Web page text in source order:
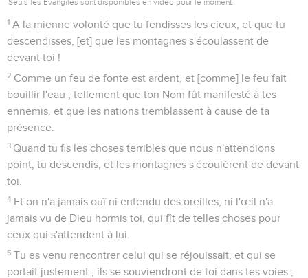
1 A la mienne volonté que tu fendisses les cieux, et que tu
descendisses, [et] que les montagnes s'écoulassent de
devant toi !
2 Comme un feu de fonte est ardent, et [comme] le feu fait
bouillir l'eau ; tellement que ton Nom fût manifesté à tes
ennemis, et que les nations tremblassent à cause de ta
présence.
3 Quand tu fis les choses terribles que nous n'attendions
point, tu descendis, et les montagnes s'écoulèrent de devant
toi.
4 Et on n'a jamais ouï ni entendu des oreilles, ni l'œil n'a
jamais vu de Dieu hormis toi, qui fît de telles choses pour
ceux qui s'attendent à lui.
5 Tu es venu rencontrer celui qui se réjouissait, et qui se
portait justement ; ils se souviendront de toi dans tes voies ;